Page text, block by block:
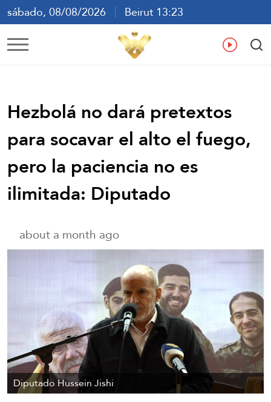
sábado, 08/08/2026
Beirut 13:23
ع En
Hezbolá no dará pretextos
para socavar el alto el fuego,
pero la paciencia no es
ilimitada: Diputado
about a month ago
Diputado Hussein Jishi